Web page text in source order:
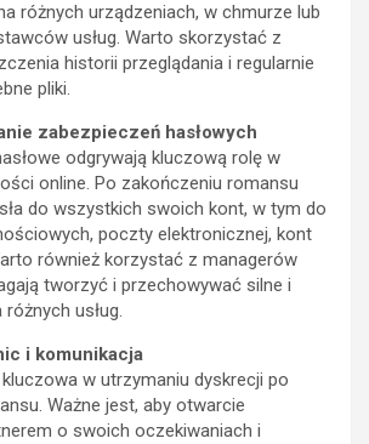
różnych urządzeniach, w chmurze lub
usług. Warto skorzystać z
historii przeglądania i regularnie
pliki.
zabezpieczeń hasłowych
odgrywają kluczową rolę w
online. Po zakończeniu romansu
do wszystkich swoich kont, w tym do
poczty elektronicznej, kont
również korzystać z managerów
tworzyć i przechowywać silne i
różnych usług.
i komunikacja
w utrzymaniu dyskrecji po
Ważne jest, aby otwarcie
o swoich oczekiwaniach i